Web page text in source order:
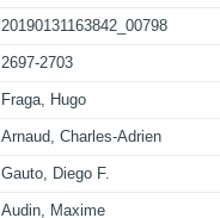
20190131163842_00798
2697-2703
Fraga, Hugo
Arnaud, Charles-Adrien
Gauto, Diego F.
Audin, Maxime